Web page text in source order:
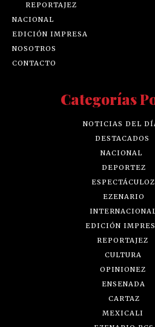
REPORTAJEZ
NACIONAL
EDICIÓN IMPRESA
NOSOTROS
CONTACTO
Categorías
NOTICIAS DEL
DESTACADOS
NACIONAL
DEPORTEZ
ESPECTÁCULOZ
EZENARIO
EDICIÓN
REPORTAJEZ
CULTURA
OPINIONEZ
ENSENADA
CARTAZ
MEXICALI